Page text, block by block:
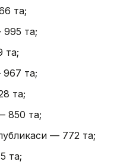
та;
та;
та;
та;
та;
850 та;
— 772 та;
та;